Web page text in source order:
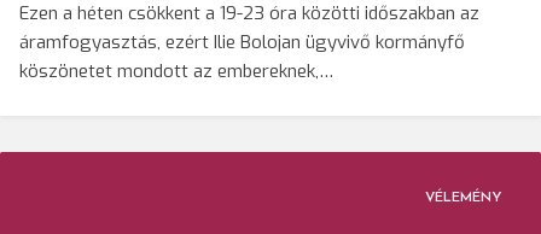
Ezen a héten csökkent a 19-23 óra közötti időszakban az
áramfogyasztás, ezért Ilie Bolojan ügyvivő kormányfő
köszönetet mondott az embereknek,…
VÉLEMÉNY